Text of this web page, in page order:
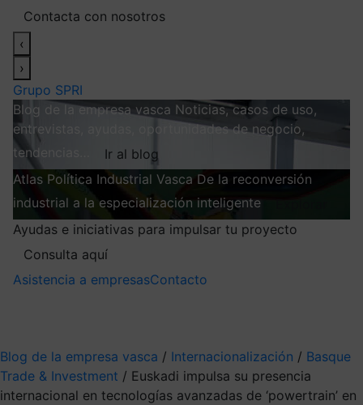
Contacta con nosotros
‹
›
Grupo SPRI
Blog de la empresa vasca Noticias, casos de uso,
entrevistas, ayudas, oportunidades de negocio,
tendencias…
Ir al blog
Atlas Política Industrial Vasca De la reconversión
industrial a la especialización inteligente
Ayudas e iniciativas para impulsar tu proyecto
Consulta aquí
Asistencia a empresasContacto
Blog de la empresa vasca / Internacionalización / Basque
Trade & Investment / Euskadi impulsa su presencia
internacional en tecnologías avanzadas de ‘powertrain’ en